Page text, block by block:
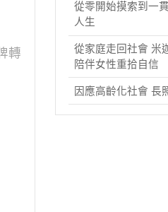
轉
從零開始摸索到一
人生
從家庭走回社會 米
陪伴女性重拾自信
因應高齡化社會 長